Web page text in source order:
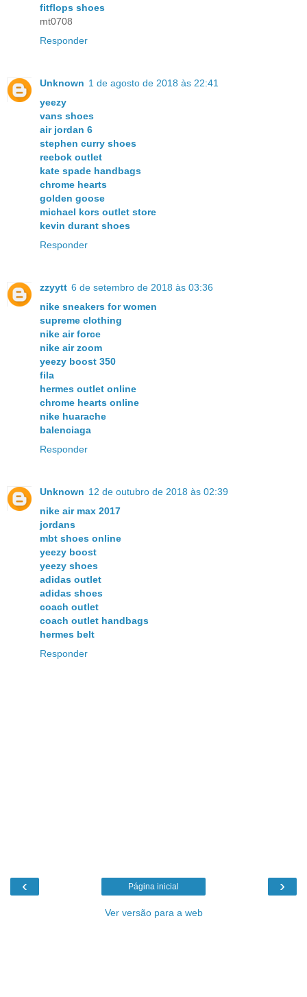
fitflops shoes
mt0708
Responder
Unknown 1 de agosto de 2018 às 22:41
yeezy
vans shoes
air jordan 6
stephen curry shoes
reebok outlet
kate spade handbags
chrome hearts
golden goose
michael kors outlet store
kevin durant shoes
Responder
zzyytt 6 de setembro de 2018 às 03:36
nike sneakers for women
supreme clothing
nike air force
nike air zoom
yeezy boost 350
fila
hermes outlet online
chrome hearts online
nike huarache
balenciaga
Responder
Unknown 12 de outubro de 2018 às 02:39
nike air max 2017
jordans
mbt shoes online
yeezy boost
yeezy shoes
adidas outlet
adidas shoes
coach outlet
coach outlet handbags
hermes belt
Responder
‹ ›
Página inicial
Ver versão para a web